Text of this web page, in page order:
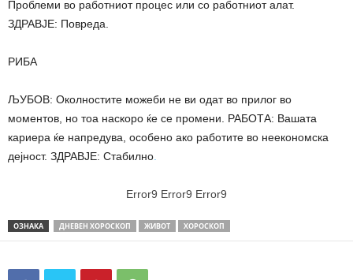
Проблеми во работниот процес или со работниот алат.
ЗДРАВЈЕ: Повреда.
РИБА
ЉУБОВ: Околностите можеби не ви одат во прилог во
моментов, но тоа наскоро ќе се промени. РАБОТА: Вашата
кариера ќе напредува, особено ако работите во неекономска
дејност. ЗДРАВЈЕ: Стабилно
Error9 Error9 Error9
ОЗНАКА ДНЕВЕН ХОРОСКОП ЖИВОТ ХОРОСКОП